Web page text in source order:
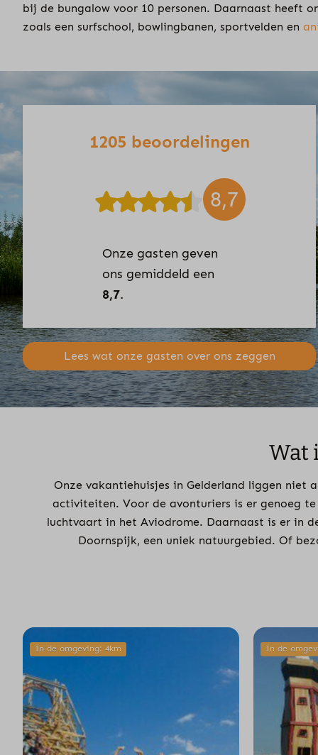
bij de bungalow voor 10 personen. Daarnaast heeft
zoals een surfschool, bowlingbanen, sportvelden en
1205 beoordelingen
8,7
Onze gasten geven
ons gemiddeld een
8,7.
Lees wat onze gasten over ons zeggen
Wat
Onze vakantiehuisjes in Gelderland liggen niet
activiteiten. Voor de avonturiers is er genoeg
luchtvaart in het Aviodrome. Daarnaast is er in
Doornspijk, een uniek natuurgebied. Of
In de omgeving: 4km In de